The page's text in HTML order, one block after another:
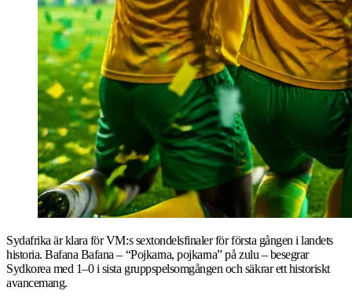
Sydafrika är klara för VM:s sextondelsfinaler för första gången i landets
historia. Bafana Bafana – “Pojkarna, pojkarna” på zulu – besegrar
Sydkorea med 1–0 i sista gruppspelsomgången och säkrar ett historiskt
avancemang.